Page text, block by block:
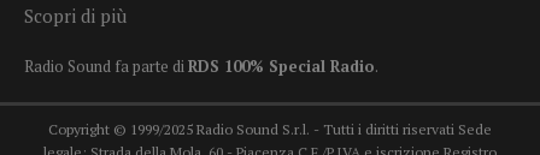
Scopri di più
Radio Sound fa parte diRDS 100% Special Radio.
Copyright © 1999/2025 Radio Sound S.r.l. - Tutti i diritti riservati Sede